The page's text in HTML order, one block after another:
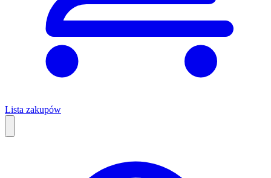
Lista zakupów